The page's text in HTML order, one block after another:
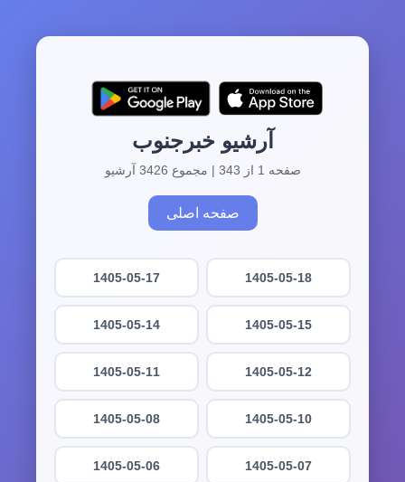
آرشیو خبرجنوب
صفحه 1 از 343 | مجموع 3426 آرشیو
صفحه اصلی
1405-05-18
1405-05-17
1405-05-15
1405-05-14
1405-05-12
1405-05-11
1405-05-10
1405-05-08
1405-05-07
1405-05-06